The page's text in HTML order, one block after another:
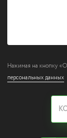
Нажимая на кнопку
персональных данных